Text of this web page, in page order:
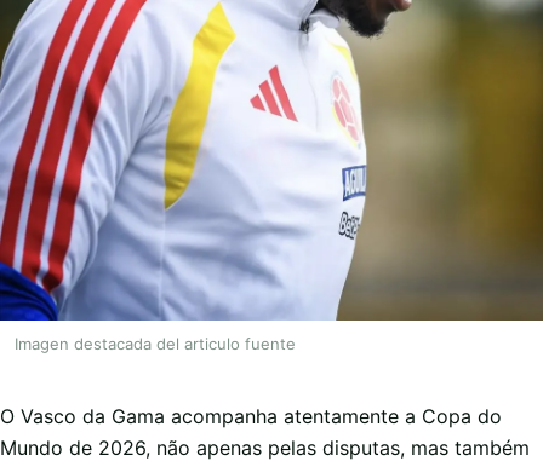
Imagen destacada del articulo fuente
O Vasco da Gama acompanha atentamente a Copa do
Mundo de 2026, não apenas pelas disputas, mas também